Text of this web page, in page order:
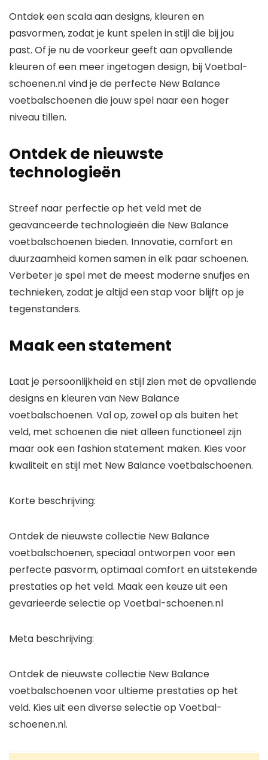
Ontdek een scala aan designs, kleuren en
pasvormen, zodat je kunt spelen in stijl die bij jou
past. Of je nu de voorkeur geeft aan opvallende
kleuren of een meer ingetogen design, bij Voetbal-
schoenen.nl vind je de perfecte New Balance
voetbalschoenen die jouw spel naar een hoger
niveau tillen.
Ontdek de nieuwste
technologieën
Streef naar perfectie op het veld met de
geavanceerde technologieën die New Balance
voetbalschoenen bieden. Innovatie, comfort en
duurzaamheid komen samen in elk paar schoenen.
Verbeter je spel met de meest moderne snufjes en
technieken, zodat je altijd een stap voor blijft op je
tegenstanders.
Maak een statement
Laat je persoonlijkheid en stijl zien met de opvallende
designs en kleuren van New Balance
voetbalschoenen. Val op, zowel op als buiten het
veld, met schoenen die niet alleen functioneel zijn
maar ook een fashion statement maken. Kies voor
kwaliteit en stijl met New Balance voetbalschoenen.
Korte beschrijving:
Ontdek de nieuwste collectie New Balance
voetbalschoenen, speciaal ontworpen voor een
perfecte pasvorm, optimaal comfort en uitstekende
prestaties op het veld. Maak een keuze uit een
gevarieerde selectie op Voetbal-schoenen.nl
Meta beschrijving:
Ontdek de nieuwste collectie New Balance
voetbalschoenen voor ultieme prestaties op het
veld. Kies uit een diverse selectie op Voetbal-
schoenen.nl.